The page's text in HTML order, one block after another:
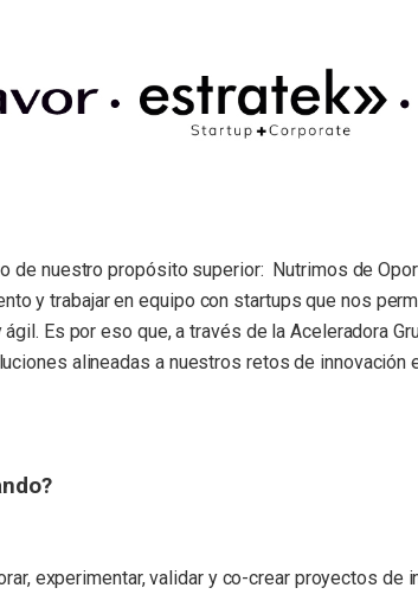
de nuestro propósito superior: Nutrimos de
y trabajar en equipo con startups que nos
Es por eso que, a través de la Aceleradora
alineadas a nuestros retos de innovación
experimentar, validar y co-crear proyectos de